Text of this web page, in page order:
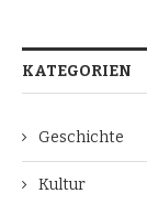
KATEGORIEN
Geschichte
Kultur